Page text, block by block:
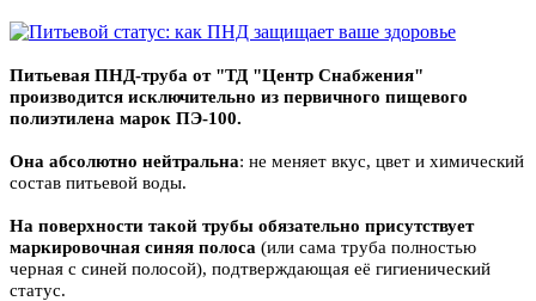
Питьевая ПНД-труба от "ТД "Центр Снабжения"
производится исключительно из первичного пищевого
полиэтилена марок ПЭ-100.
Она абсолютно нейтральна: не меняет вкус, цвет и химический
состав питьевой воды.
На поверхности такой трубы обязательно присутствует
маркировочная синяя полоса (или сама труба полностью
черная с синей полосой), подтверждающая её гигиенический
статус.